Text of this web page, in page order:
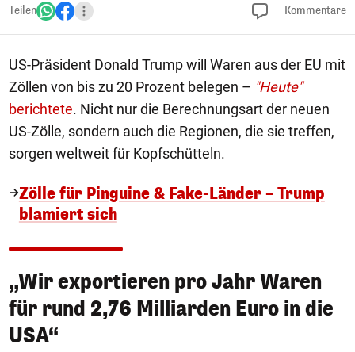
Teilen Kommentare
US-Präsident Donald Trump will Waren aus der EU mit
Zöllen von bis zu 20 Prozent belegen – "Heute"
berichtete. Nicht nur die Berechnungsart der neuen
US-Zölle, sondern auch die Regionen, die sie treffen,
sorgen weltweit für Kopfschütteln.
Zölle für Pinguine & Fake-Länder – Trump
blamiert sich
„Wir exportieren pro Jahr Waren
für rund 2,76 Milliarden Euro in die
USA“